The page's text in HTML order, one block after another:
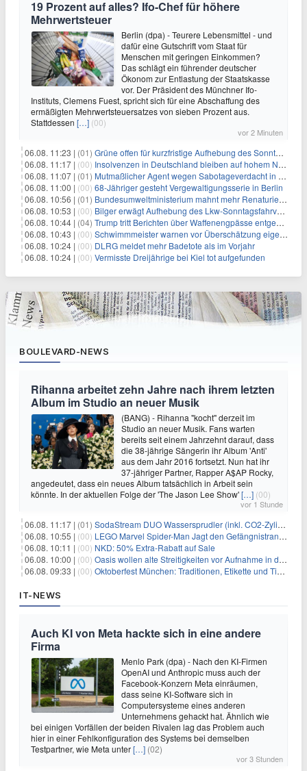
19 Prozent auf alles? Ifo-Chef für höhere
Mehrwertsteuer
Berlin (dpa) - Teurere Lebensmittel - und
dafür eine Gutschrift vom Staat für
Menschen mit geringen Einkommen?
Das schlägt ein führender deutscher
Ökonom zur Entlastung der Staatskasse
vor. Der Präsident des Münchner Ifo-
Instituts, Clemens Fuest, spricht sich für eine Abschaffung des
ermäßigten Mehrwertsteuersatzes von sieben Prozent aus.
Stattdessen […] (00)
vor 2 Minuten
06.08. 11:23 | (01) Grüne offen für kurzfristige Aufhebung des Sonntagsfahrverbots
06.08. 11:17 | (00) Insolvenzen in Deutschland bleiben auf hohem Niveau
06.08. 11:07 | (01) Mutmaßlicher Agent wegen Sabotageverdacht in Thüringen festgenommen
06.08. 11:00 | (00) 68-Jähriger gesteht Vergewaltigungsserie in Berlin
06.08. 10:56 | (01) Bundesumweltministerium mahnt mehr Renaturierung an
06.08. 10:53 | (00) Bilger erwägt Aufhebung des Lkw-Sonntagsfahrverbots
06.08. 10:44 | (04) Trump tritt Berichten über Waffenengpässe entgegen und droht
06.08. 10:43 | (00) Schwimmmeister warnen vor Überschätzung eigener Fähigkeiten
06.08. 10:24 | (00) DLRG meldet mehr Badetote als im Vorjahr
06.08. 10:24 | (00) Vermisste Dreijährige bei Kiel tot aufgefunden
BOULEVARD-NEWS
Rihanna arbeitet zehn Jahre nach ihrem letzten
Album im Studio an neuer Musik
(BANG) - Rihanna "kocht" derzeit im
Studio an neuer Musik. Fans warten
bereits seit einem Jahrzehnt darauf, dass
die 38-jährige Sängerin ihr Album 'Anti'
aus dem Jahr 2016 fortsetzt. Nun hat ihr
37-jähriger Partner, Rapper A$AP Rocky,
angedeutet, dass ein neues Album tatsächlich in Arbeit sein
könnte. In der aktuellen Folge der 'The Jason Lee Show'[…] (00)
vor 1 Stunde
06.08. 11:17 | (01) SodaStream DUO Wassersprudler (inkl. CO2-Zylinder) für 94€
06.08. 10:55 | (00) LEGO Marvel Spider-Man Jagt den Gefängnistransporter (76349) für 32,99€
06.08. 10:11 | (00) NKD: 50% Extra-Rabatt auf Sale
06.08. 10:00 | (00) Oasis wollen alte Streitigkeiten vor Aufnahme in die Rock and Roll Hall of Fame begraben
06.08. 09:33 | (00) Oktoberfest München: Traditionen, Etikette und Tipps für Gäste aus dem In- und Ausland
IT-NEWS
Auch KI von Meta hackte sich in eine andere
Firma
Menlo Park (dpa) - Nach den KI-Firmen
OpenAI und Anthropic muss auch der
Facebook-Konzern Meta einräumen,
dass seine KI-Software sich in
Computersysteme eines anderen
Unternehmens gehackt hat. Ähnlich wie
bei einigen Vorfällen der beiden Rivalen lag das Problem auch
hier in einer Fehlkonfiguration des Systems bei demselben
Testpartner, wie Meta unter[…] (02)
vor 3 Stunden